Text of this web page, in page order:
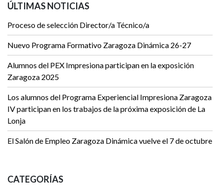
ÚLTIMAS NOTICIAS
Proceso de selección Director/a Técnico/a
Nuevo Programa Formativo Zaragoza Dinámica 26-27
Alumnos del PEX Impresiona participan en la exposición
Zaragoza 2025
Los alumnos del Programa Experiencial Impresiona Zaragoza
IV participan en los trabajos de la próxima exposición de La
Lonja
El Salón de Empleo Zaragoza Dinámica vuelve el 7 de octubre
CATEGORÍAS